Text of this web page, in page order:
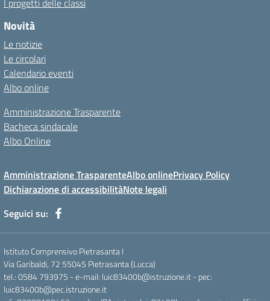
I progetti delle classi
Novità
Le notizie
Le circolari
Calendario eventi
Albo online
Amministrazione Trasparente
Bacheca sindacale
Albo Online
Amministrazione TrasparenteAlbo onlinePrivacy Policy
Dichiarazione di accessibilitàNote legali
Seguici su:
Istituto Comprensivo Pietrasanta I
Via Garibaldi, 72 55045 Pietrasanta (Lucca)
tel.: 0584 793975 - e-mail: luic83400b@istruzione.it - pec:
luic83400b@pec.istruzione.it